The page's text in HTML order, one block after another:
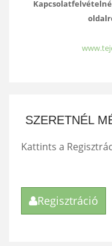
SZERETNÉL
Kattints a
Regisztráció